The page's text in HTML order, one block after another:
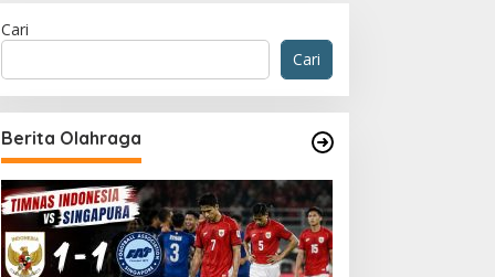
Cari
Cari
Berita Olahraga